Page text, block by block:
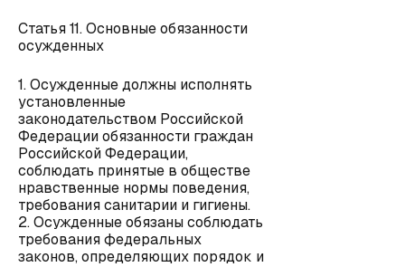
Статья 11. Основные обязанности
осужденных
1. Осужденные должны исполнять
установленные
законодательством Российской
Федерации обязанности граждан
Российской Федерации,
соблюдать принятые в обществе
нравственные нормы поведения,
требования санитарии и гигиены.
2. Осужденные обязаны соблюдать
требования федеральных
законов, определяющих порядок и